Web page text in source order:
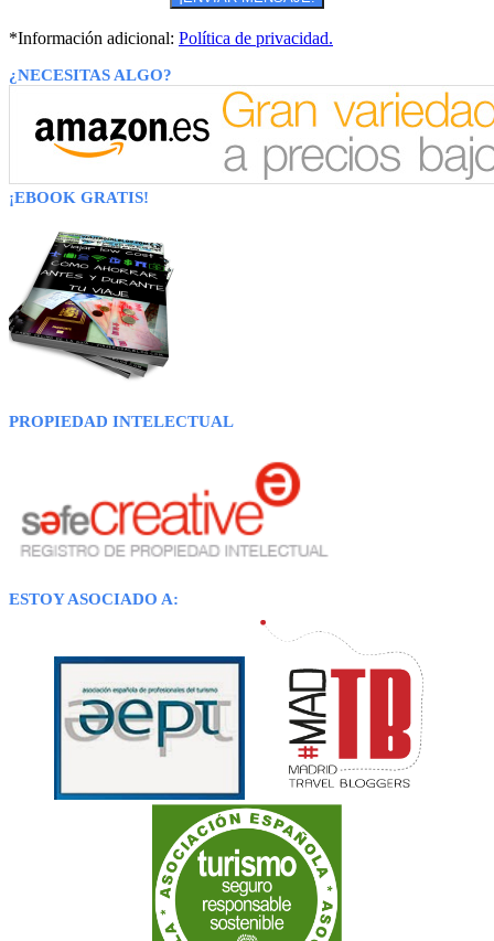
*Información adicional: Política de privacidad.
¿NECESITAS ALGO?
¡EBOOK GRATIS!
PROPIEDAD INTELECTUAL
ESTOY ASOCIADO A: